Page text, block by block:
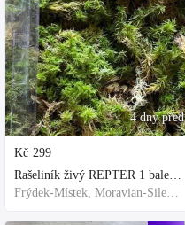
4 dny před
Kč 299
Rašeliník živý REPTER 1 balení - násada, TOP kvalita 30cm-30cm-8cm
Frýdek-Místek, Moravian-Silesian Region,Others